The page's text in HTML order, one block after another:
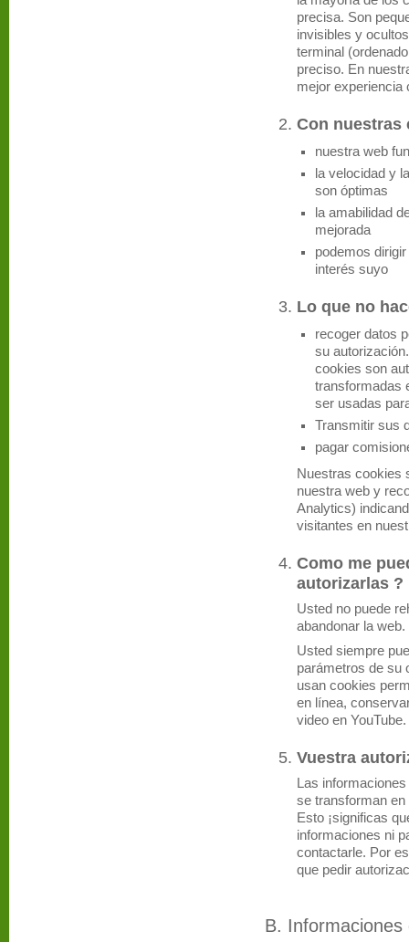
precisa. Son
invisibles y
terminal
preciso. En
mejor experiencia
Con nuestras
nuestra web
la velocidad y
son óptimas
la amabilidad
mejorada
podemos
interés suyo
Lo que no
recoger datos
su
cookies son
transformadas
ser usadas
Transmitir sus
pagar
Nuestras cookies
nuestra web y
Analytics)
visitantes en
Como me
autorizarlas ?
Usted no puede
abandonar la web.
Usted siempre
parámetros de su
usan cookies
en línea,
video en YouTube.
Vuestra
Las
se transforman
Esto ¡significas
informaciones ni
contactarle. Por
que pedir
B. Informaciones